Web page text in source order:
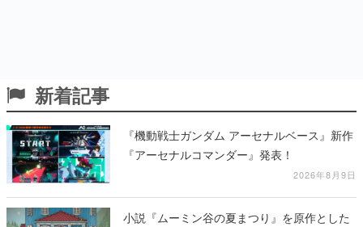
新着記事
『機動戦士ガンダム アーセナルベース』新作
『アーセナルコマンダー』発表！
2026年8月9日
小説『ムーミン谷の夏まつり』を原作とした